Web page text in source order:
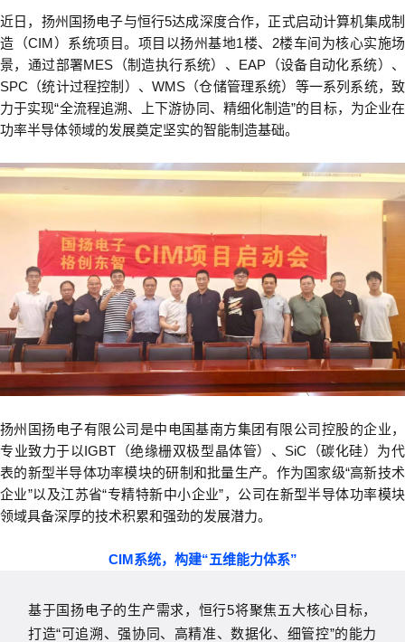
近日，扬州国扬电子与恒行5达成深度合作，正式启动计算机集成制
造（CIM）系统项目。项目以扬州基地1楼、 2楼车间为核心实施场
景，通过部署MES （制造执行系统）、 EAP （设备自动化系统）、
SPC （统计过程控制）、 WMS（仓储管理系统）等一系列系统，致
力于实现“全流程追溯、上下游协同、精细化制造”的目标，为企业在
功率半导体领域的发展奠定坚实的智能制造基础。
扬州国扬电子有限公司是中电国基南方集团有限公司控股的企业，
专业致力于以IGBT （绝缘栅双极型晶体管）、 SiC （碳化硅）为代
表的新型半导体功率模块的研制和批量生产。作为国家级“高新技术
企业”以及江苏省“专精特新中小企业”，公司在新型半导体功率模块
领域具备深厚的技术积累和强劲的发展潜力。
CIM系统，构建“五维能力体系”
基于国扬电子的生产需求， 恒行5将聚焦五大核心目标，
打造“可追溯、强协同、高精准、数据化、细管控”的能力